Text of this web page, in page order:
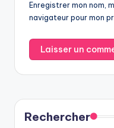
Enregistrer mon nom,
navigateur pour mon
Rechercher